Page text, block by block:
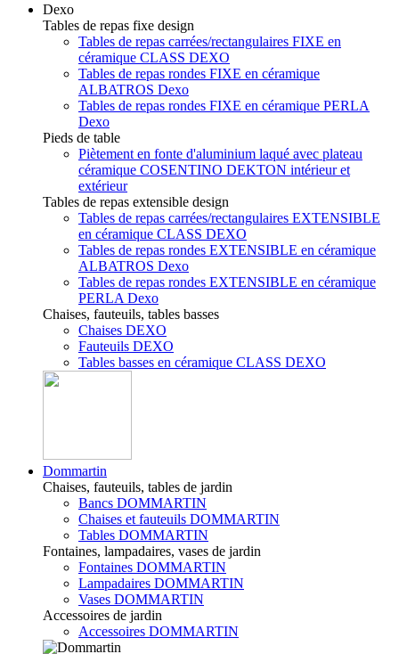
Dexo
Tables de repas fixe design
Tables de repas carrées/rectangulaires FIXE en
céramique CLASS DEXO
Tables de repas rondes FIXE en céramique
ALBATROS Dexo
Tables de repas rondes FIXE en céramique PERLA
Dexo
Pieds de table
Piètement en fonte d'aluminium laqué avec plateau
céramique COSENTINO DEKTON intérieur et
extérieur
Tables de repas extensible design
Tables de repas carrées/rectangulaires EXTENSIBLE
en céramique CLASS DEXO
Tables de repas rondes EXTENSIBLE en céramique
ALBATROS Dexo
Tables de repas rondes EXTENSIBLE en céramique
PERLA Dexo
Chaises, fauteuils, tables basses
Chaises DEXO
Fauteuils DEXO
Tables basses en céramique CLASS DEXO
Dommartin
Chaises, fauteuils, tables de jardin
Bancs DOMMARTIN
Chaises et fauteuils DOMMARTIN
Tables DOMMARTIN
Fontaines, lampadaires, vases de jardin
Fontaines DOMMARTIN
Lampadaires DOMMARTIN
Vases DOMMARTIN
Accessoires de jardin
Accessoires DOMMARTIN